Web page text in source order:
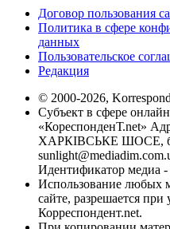
Договор пользования
Политика в сфере
данных
Пользовательское
Редакция
© 2000-2026,
Субъект в сфере
«КореспонденТ.net»
ХАРКІВСЬКЕ ШОСЕ,
Идентификатор медиа -
Использование любых
сайте, разрешается
Корреспондент.net.